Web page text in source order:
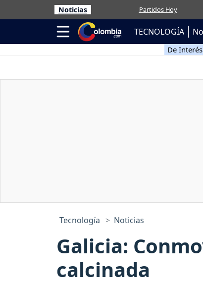
Noticias Partidos Hoy
TECNOLOGÍA
De
Tecnología Noticias
Galicia:
calcinada